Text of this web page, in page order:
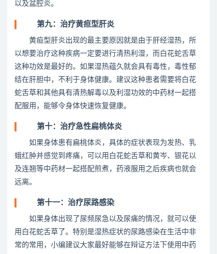
以及盆腔炎。
第九：治疗黄疸型肝炎
黄疸型肝炎出现的最主要原因就是由于肝经湿热，所
以想要治疗这种疾病一定要进行清热利湿，而白花蛇舌草
这种功效是最好的。如果湿热蕴久就会具有毒性，毒性郁
结在肝胆中，不利于身体健康。建议这种患者需要将白花
蛇舌草和其他具有清热解毒以及利湿功效的中药材一起搭
配服用，能够令身体快速恢复健康。
第十：治疗急性扁桃体炎
如果身体患有扁桃体炎，具体的症状表现为发热、乳
蛾红肿并感觉到疼痛，可以用白花蛇舌草和黄岑、银花以
及连翘等中药材一起搭配煎煮，药液服用之后疾病也就会
远离。
第十一：治疗尿路感染
如果身体出现了尿频尿急以及尿痛的情况，就可以使
用白花蛇舌草了。特别是湿热症状的尿路感染在生活中非
常的常用，小编建议大家最好能够在辩证方法下使用中药